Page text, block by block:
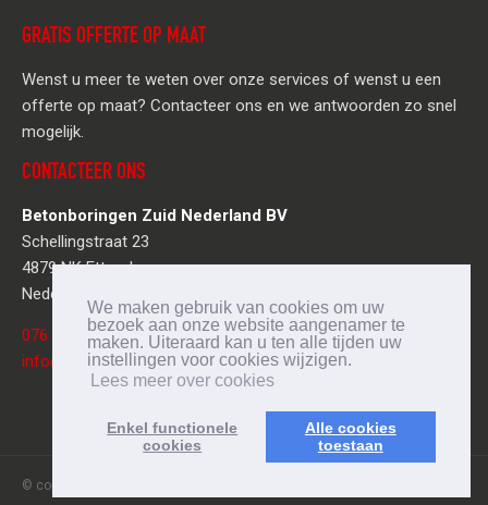
We maken gebruik van cookies om uw
bezoek aan onze website aangenamer te
maken. Uiteraard kan u ten alle tijden uw
instellingen voor cookies wijzigen.
Lees meer over cookies
Enkel functionele
cookies
Alle cookies
toestaan
GRATIS OFFERTE OP MAAT
Wenst u meer te weten over onze services of wenst u een
offerte op maat? Contacteer ons en we antwoorden zo snel
mogelijk.
CONTACTEER ONS
Betonboringen Zuid Nederland BV
Schellingstraat 23
4879 NK Etten-Leur
Nederland
076 5016404
info@betonboringenzuidned.nl
© copyright , 2026